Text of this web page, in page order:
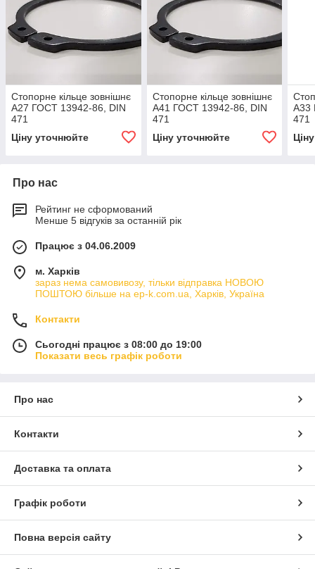
Стопорне кільце зовнішнє
А27 ГОСТ 13942-86, DIN
471
Ціну уточнюйте
Стопорне кільце зовнішнє
А41 ГОСТ 13942-86, DIN
471
Ціну уточнюйте
А33
471
Про нас
Рейтинг не сформований
Менше 5 відгуків за останній рік
Працює з 04.06.2009
м. Харків
зараз нема самовивозу, тільки відправка НОВОЮ
ПОШТОЮ більше на ep-k.com.ua, Харків, Україна
Контакти
Сьогодні працює з 08:00 до 19:00
Показати весь графік роботи
Про нас
Контакти
Доставка та оплата
Графік роботи
Повна версія сайту